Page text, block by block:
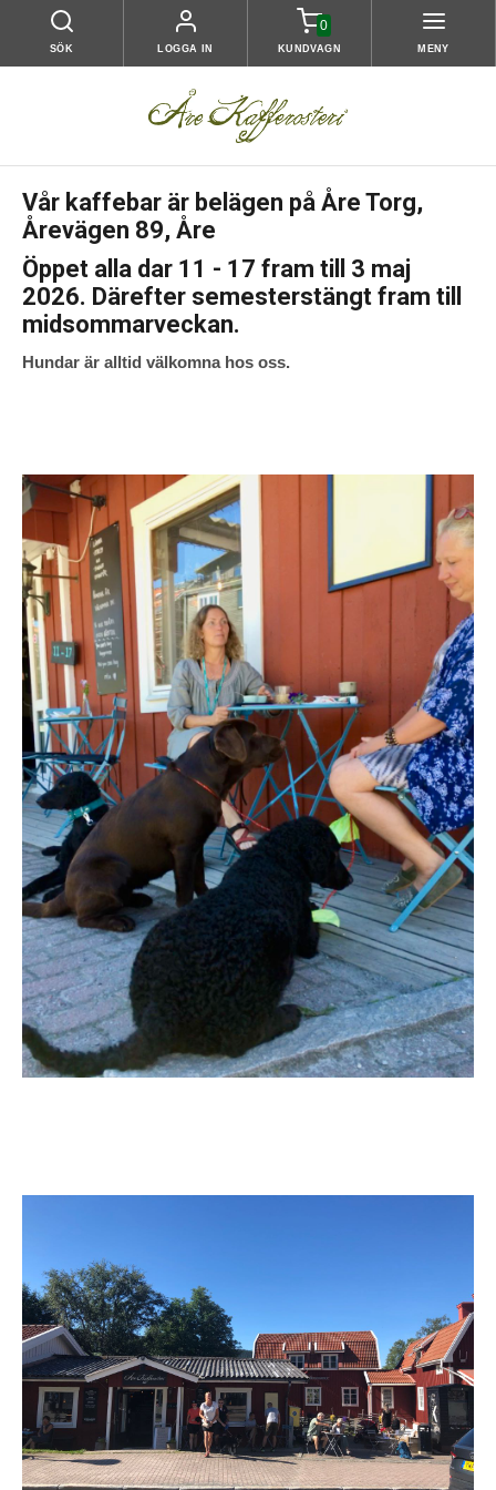
SÖK LOGGA IN
0
KUNDVAGN MENY
Vår kaffebar är belägen på Åre Torg,
Årevägen 89, Åre
Öppet alla dar 11 - 17 fram till 3 maj
2026. Därefter semesterstängt fram till
midsommarveckan.
Hundar är alltid välkomna hos oss.